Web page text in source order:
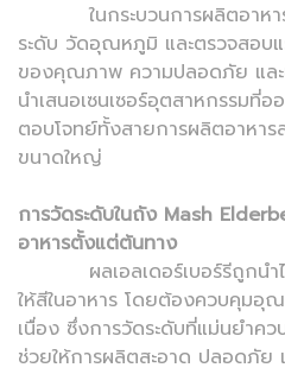
ในกระบวนการผลิตอาหาร
ระดับ วัดอุณหภูมิ และตรวจสอบ
ของคุณภาพ ความปลอดภัย และ
นำเสนอเซนเซอร์อุตสาหกรรมที่
ตอบโจทย์ทั้งสายการผลิตอาหาร
ขนาดใหญ่
การวัดระดับในถัง Mash
อาหารตั้งแต่ต้นทาง
ผลเอลเดอร์เบอร์รีถูกนำไ
ให้สีในอาหาร โดยต้องควบคุมอุ
เนื่อง ซึ่งการวัดระดับที่แม่นยำ
ช่วยให้การผลิตสะอาด ปลอดภั